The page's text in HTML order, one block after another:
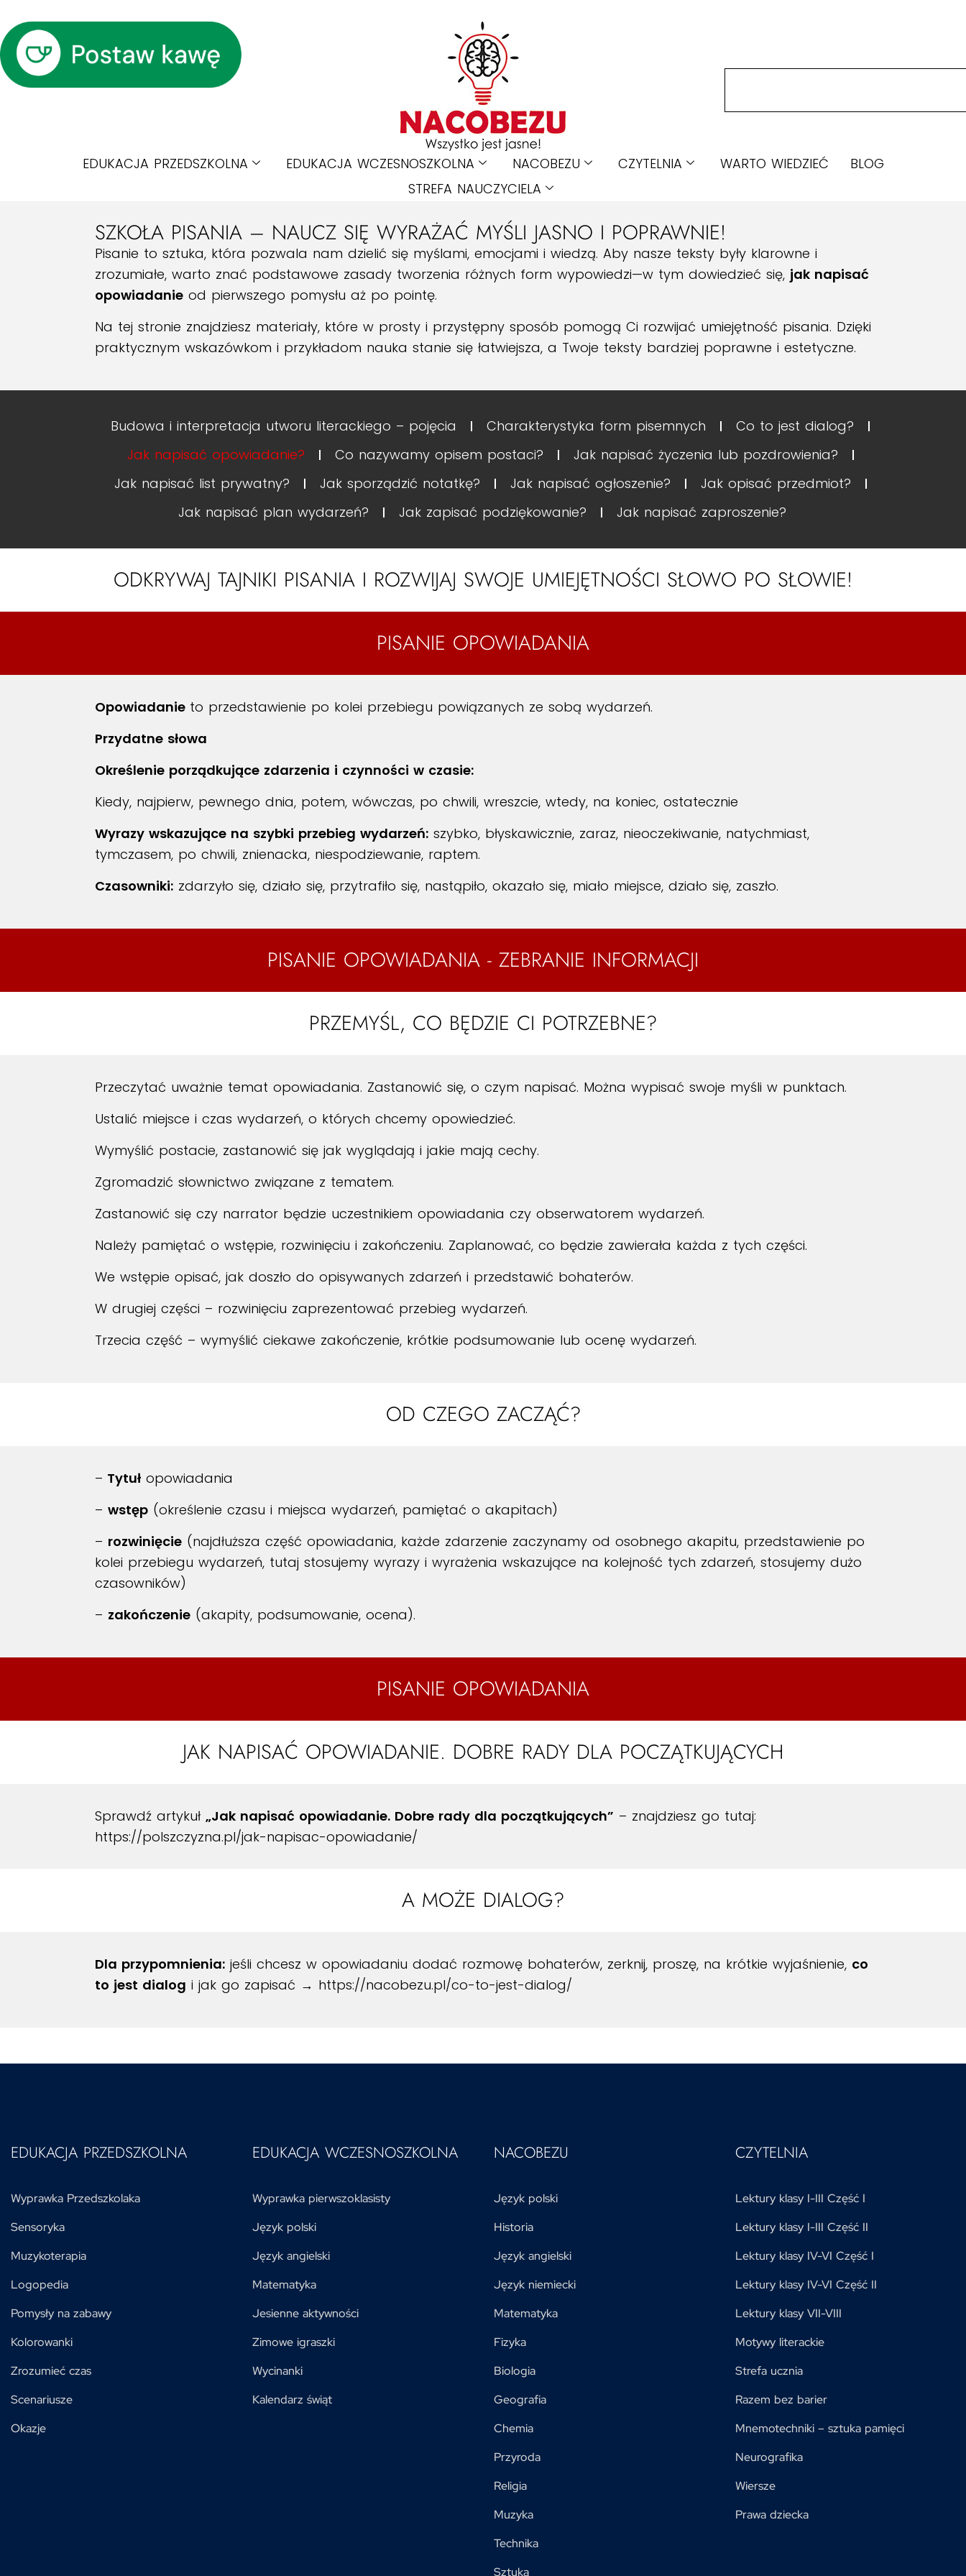
EDUKACJA PRZEDSZKOLNA EDUKACJA WCZESNOSZKOLNA NACOBEZU CZYTELNIA WARTO WIEDZIEĆ
BLOG
STREFA NAUCZYCIELA
SZKOŁA PISANIA – NAUCZ SIĘ WYRAŻAĆ MYŚLI JASNO I POPRAWNIE!
Pisanie to sztuka, która pozwala nam dzielić się myślami, emocjami i wiedzą. Aby nasze teksty były klarowne i
zrozumiałe, warto znać podstawowe zasady tworzenia różnych form wypowiedzi—w tym dowiedzieć się, jak napisać
opowiadanie od pierwszego pomysłu aż po pointę.
Na tej stronie znajdziesz materiały, które w prosty i przystępny sposób pomogą Ci rozwijać umiejętność pisania. Dzięki
praktycznym wskazówkom i przykładom nauka stanie się łatwiejsza, a Twoje teksty bardziej poprawne i estetyczne.
Budowa i interpretacja utworu literackiego – pojęcia Charakterystyka form pisemnych
Co to jest dialog?
Jak napisać opowiadanie?
Co nazywamy opisem postaci?
Jak napisać życzenia lub pozdrowienia?
Jak napisać list prywatny?
Jak sporządzić notatkę? Jak napisać ogłoszenie?
Jak opisać przedmiot?
Jak napisać plan wydarzeń?
Jak zapisać podziękowanie? Jak napisać zaproszenie?
ODKRYWAJ TAJNIKI PISANIA I ROZWIJAJ SWOJE UMIEJĘTNOŚCI SŁOWO PO SŁOWIE!
PISANIE OPOWIADANIA
Opowiadanie to przedstawienie po kolei przebiegu powiązanych ze sobą wydarzeń.
Przydatne słowa
Określenie porządkujące zdarzenia i czynności w czasie:
Kiedy, najpierw, pewnego dnia, potem, wówczas, po chwili, wreszcie, wtedy, na koniec, ostatecznie
Wyrazy wskazujące na szybki przebieg wydarzeń: szybko, błyskawicznie, zaraz, nieoczekiwanie, natychmiast,
tymczasem, po chwili, znienacka, niespodziewanie, raptem.
Czasowniki: zdarzyło się, działo się, przytrafiło się, nastąpiło, okazało się, miało miejsce, działo się, zaszło.
PISANIE OPOWIADANIA - ZEBRANIE INFORMACJI
PRZEMYŚL, CO BĘDZIE CI POTRZEBNE?
Przeczytać uważnie temat opowiadania. Zastanowić się, o czym napisać. Można wypisać swoje myśli w punktach.
Ustalić miejsce i czas wydarzeń, o których chcemy opowiedzieć.
Wymyślić postacie, zastanowić się jak wyglądają i jakie mają cechy.
Zgromadzić słownictwo związane z tematem.
Zastanowić się czy narrator będzie uczestnikiem opowiadania czy obserwatorem wydarzeń.
Należy pamiętać o wstępie, rozwinięciu i zakończeniu. Zaplanować, co będzie zawierała każda z tych części.
We wstępie opisać, jak doszło do opisywanych zdarzeń i przedstawić bohaterów.
W drugiej części – rozwinięciu zaprezentować przebieg wydarzeń.
Trzecia część – wymyślić ciekawe zakończenie, krótkie podsumowanie lub ocenę wydarzeń.
OD CZEGO ZACZĄĆ?
– Tytuł opowiadania
– wstęp (określenie czasu i miejsca wydarzeń, pamiętać o akapitach)
– rozwinięcie (najdłuższa część opowiadania, każde zdarzenie zaczynamy od osobnego akapitu, przedstawienie po
kolei przebiegu wydarzeń, tutaj stosujemy wyrazy i wyrażenia wskazujące na kolejność tych zdarzeń, stosujemy dużo
czasowników)
– zakończenie (akapity, podsumowanie, ocena).
PISANIE OPOWIADANIA
JAK NAPISAĆ OPOWIADANIE. DOBRE RADY DLA POCZĄTKUJĄCYCH
Sprawdź artykuł „Jak napisać opowiadanie. Dobre rady dla początkujących” – znajdziesz go tutaj:
https://polszczyzna.pl/jak-napisac-opowiadanie/
A MOŻE DIALOG?
Dla przypomnienia: jeśli chcesz w opowiadaniu dodać rozmowę bohaterów, zerknij, proszę, na krótkie wyjaśnienie, co
to jest dialog i jak go zapisać → https://nacobezu.pl/co-to-jest-dialog/
EDUKACJA PRZEDSZKOLNA
Wyprawka Przedszkolaka
Sensoryka
Muzykoterapia
Logopedia
Pomysły na zabawy
Kolorowanki
Zrozumieć czas
Scenariusze
Okazje
EDUKACJA WCZESNOSZKOLNA
Wyprawka pierwszoklasisty
Język polski
Język angielski
Matematyka
Jesienne aktywności
Zimowe igraszki
Wycinanki
Kalendarz świąt
NACOBEZU
Język polski
Historia
Język angielski
Język niemiecki
Matematyka
Fizyka
Biologia
Geografia
Chemia
Przyroda
Religia
Muzyka
Technika
Sztuka
CZYTELNIA
Lektury klasy I-III Część I
Lektury klasy I-III Część II
Lektury klasy IV-VI Część I
Lektury klasy IV-VI Część II
Lektury klasy VII-VIII
Motywy literackie
Strefa ucznia
Razem bez barier
Mnemotechniki – sztuka pamięci
Neurografika
Wiersze
Prawa dziecka